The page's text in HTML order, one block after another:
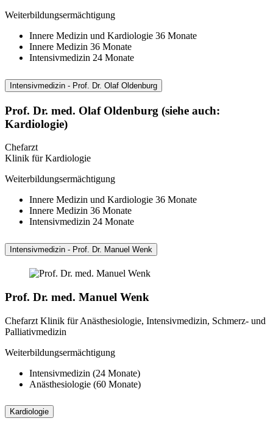
Weiterbildungsermächtigung
Innere Medizin und Kardiologie 36 Monate
Innere Medizin 36 Monate
Intensivmedizin 24 Monate
Intensivmedizin - Prof. Dr. Olaf Oldenburg
Prof. Dr. med. Olaf Oldenburg (siehe auch:
Kardiologie)
Chefarzt
Klinik für Kardiologie
Weiterbildungsermächtigung
Innere Medizin und Kardiologie 36 Monate
Innere Medizin 36 Monate
Intensivmedizin 24 Monate
Intensivmedizin - Prof. Dr. Manuel Wenk
Prof. Dr. med. Manuel Wenk
Chefarzt Klinik für Anästhesiologie, Intensivmedizin, Schmerz- und
Palliativmedizin
Weiterbildungsermächtigung
Intensivmedizin (24 Monate)
Anästhesiologie (60 Monate)
Kardiologie